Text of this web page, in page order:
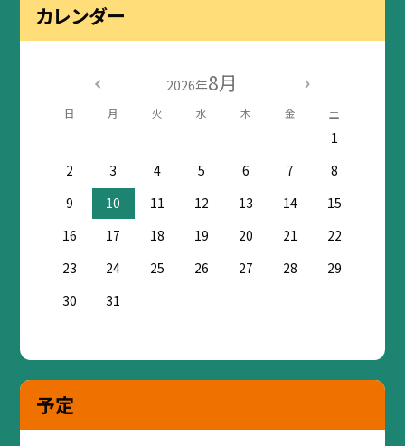
カレンダー
2026年8月
日 月 火 水 木 金 土
1
2
3 4 5 6 7
8
9
10 11 12 13 14
15
16
17 18 19 20 21
22
23
24 25 26 27 28
29
30
31
予定